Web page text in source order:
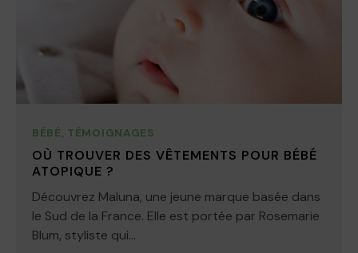
BÉBÉ, TÉMOIGNAGES
OÙ TROUVER DES VÊTEMENTS POUR BÉBÉ
ATOPIQUE ?
Découvrez Maluna, une jeune marque basée dans
le Sud de la France. Elle est portée par Rosemarie
Blum, styliste qui...